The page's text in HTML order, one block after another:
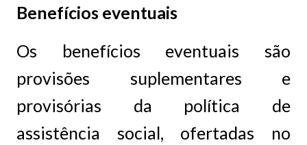
Benefícios eventuais
Os benefícios eventuais são
provisões suplementares e
provisórias da política de
assistência social, ofertadas no